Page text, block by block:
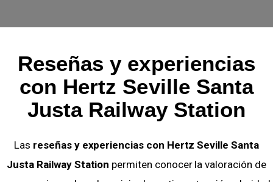
Reseñas y experiencias
con Hertz Seville Santa
Justa Railway Station
Las reseñas y experiencias con Hertz Seville Santa
Justa Railway Station permiten conocer la valoración de